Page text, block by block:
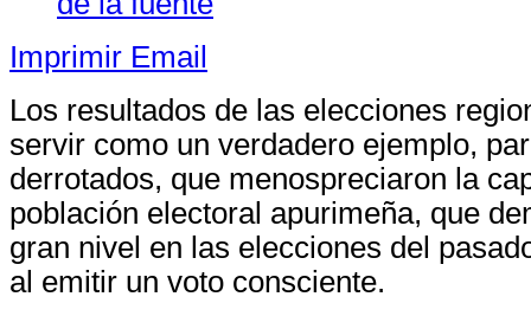
Imprimir Email
Los resultados de las elecciones
servir como un verdadero ejemplo,
derrotados, que menospreciaron la
población electoral apurimeña, que
gran nivel en las elecciones del
al emitir un voto consciente.